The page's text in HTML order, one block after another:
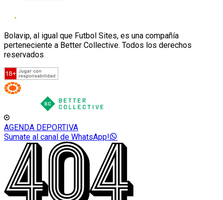
Bolavip, al igual que Futbol Sites, es una compañía
perteneciente a Better Collective. Todos los derechos
reservados
AGENDA DEPORTIVA
Sumate al canal de WhatsApp!